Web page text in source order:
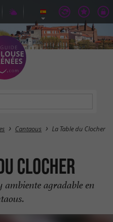
Cantaous La Table du Clocher
Clocher
agradable en